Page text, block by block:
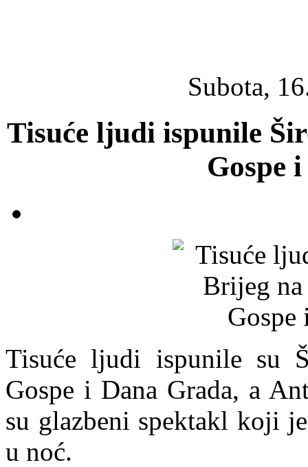
Subota,
Tisuće ljudi ispunile
Gospe
Tisuće ljudi ispunile su
Gospe i Dana Grada, a
su glazbeni spektakl koji
u noć.